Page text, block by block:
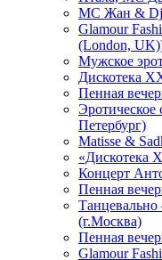
МС Жан & Dj
Glamour
(London,
Мужское
Дискотека
Пенная
Петербург)
Matisse &
«Дискотека
Концерт
Пенная
Танцевально
(г.Москва)
Пенная
Glamour